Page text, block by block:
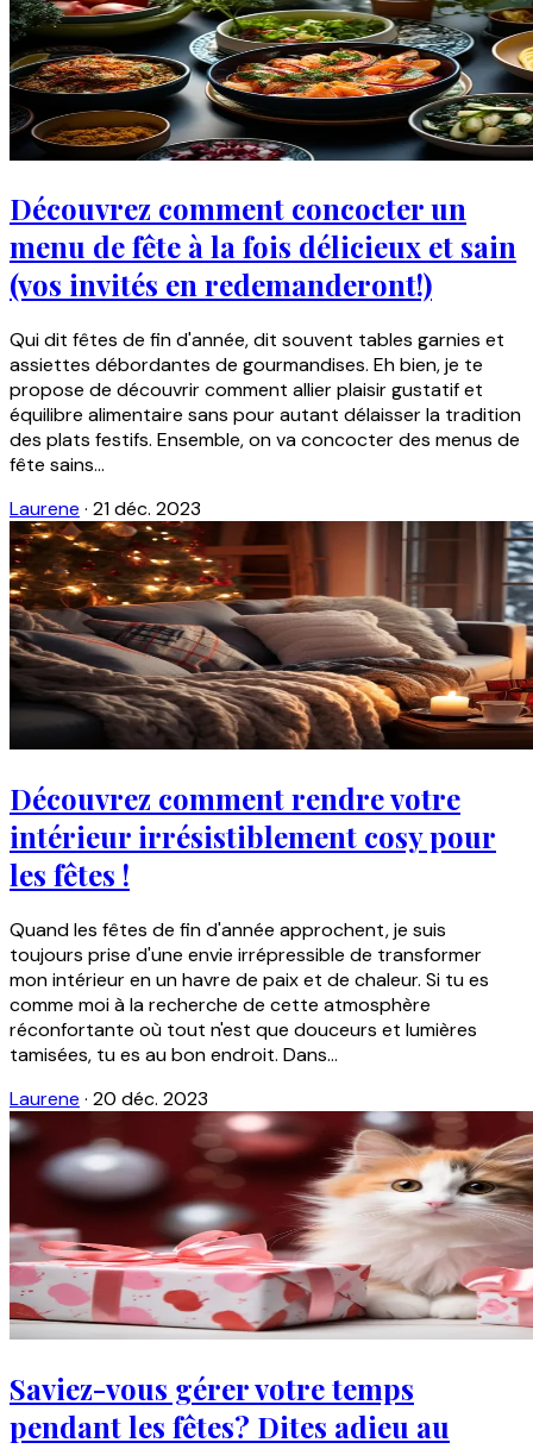
Découvrez comment concocter un
menu de fête à la fois délicieux et sain
(vos invités en redemanderont!)
Qui dit fêtes de fin d'année, dit souvent tables garnies et
assiettes débordantes de gourmandises. Eh bien, je te
propose de découvrir comment allier plaisir gustatif et
équilibre alimentaire sans pour autant délaisser la tradition
des plats festifs. Ensemble, on va concocter des menus de
fête sains...
Laurene · 21 déc. 2023
Découvrez comment rendre votre
intérieur irrésistiblement cosy pour
les fêtes !
Quand les fêtes de fin d'année approchent, je suis
toujours prise d'une envie irrépressible de transformer
mon intérieur en un havre de paix et de chaleur. Si tu es
comme moi à la recherche de cette atmosphère
réconfortante où tout n'est que douceurs et lumières
tamisées, tu es au bon endroit. Dans...
Laurene · 20 déc. 2023
Saviez-vous gérer votre temps
pendant les fêtes? Dites adieu au